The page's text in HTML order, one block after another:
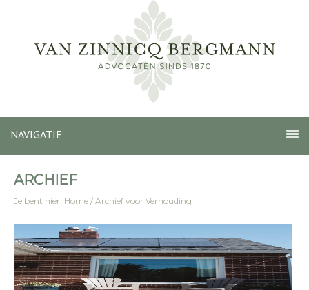
NAVIGATIE
ARCHIEF
Je bent hier: Home / Archief voor Verhouding